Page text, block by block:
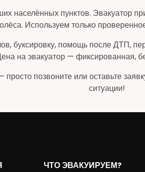
населённых пунктов. Эвакуатор
Используем только
буксировку, помощь после ДТП,
на эвакуатор — фиксированная,
позвоните или оставьте
ситуации!
ЧТО ЭВАКУИРУЕМ?